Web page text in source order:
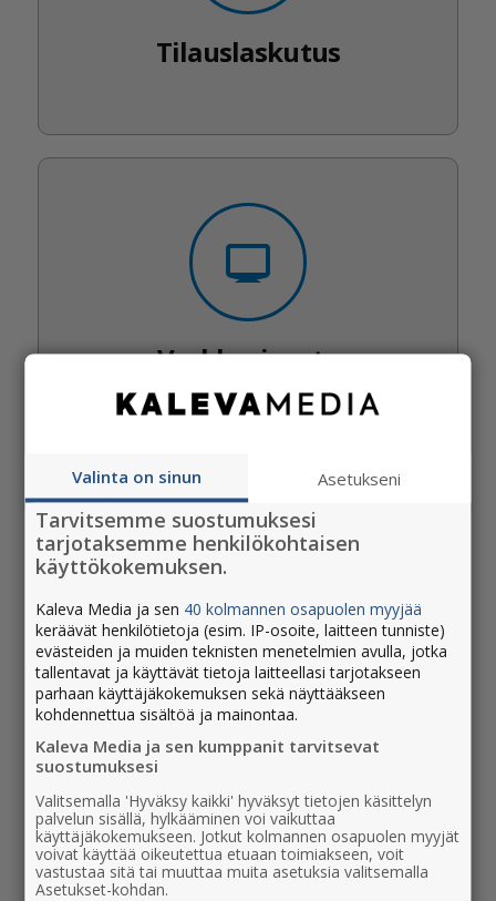
Tilauslaskutus
Verkkosivusto
Näköislehti
Valinta on sinun Asetukseni
Tarvitsemme suostumuksesi
tarjotaksemme henkilökohtaisen
käyttökokemuksen.
Kaleva Media ja sen 40 kolmannen osapuolen myyjää
keräävät henkilötietoja (esim. IP-osoite, laitteen tunniste)
evästeiden ja muiden teknisten menetelmien avulla, jotka
tallentavat ja käyttävät tietoja laitteellasi tarjotakseen
parhaan käyttäjäkokemuksen sekä näyttääkseen
kohdennettua sisältöä ja mainontaa.
Kaleva Media ja sen kumppanit tarvitsevat
suostumuksesi
Valitsemalla 'Hyväksy kaikki' hyväksyt tietojen käsittelyn
palvelun sisällä, hylkääminen voi vaikuttaa
käyttäjäkokemukseen. Jotkut kolmannen osapuolen myyjät
voivat käyttää oikeutettua etuaan toimiakseen, voit
vastustaa sitä tai muuttaa muita asetuksia valitsemalla
Asetukset-kohdan.